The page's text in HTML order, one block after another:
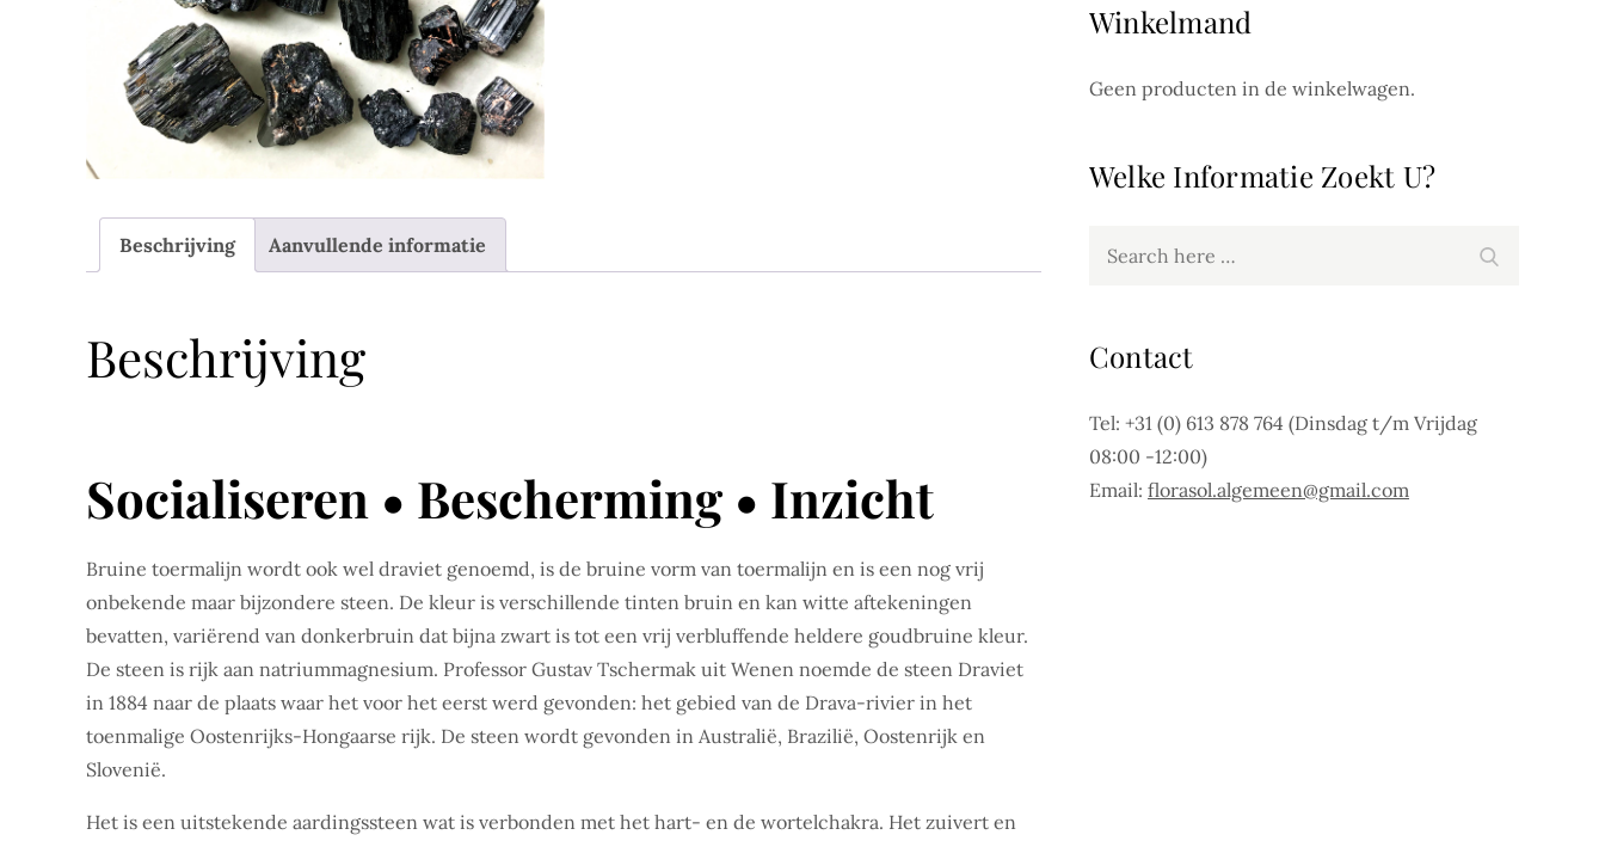
Beschrijving Aanvullende informatie
Beschrijving
Socialiseren • Bescherming • Inzicht
Bruine toermalijn wordt ook wel draviet genoemd, is de bruine vorm van toermalijn en is een nog vrij
onbekende maar bijzondere steen. De kleur is verschillende tinten bruin en kan witte aftekeningen
bevatten, variërend van donkerbruin dat bijna zwart is tot een vrij verbluffende heldere goudbruine kleur.
De steen is rijk aan natriummagnesium. Professor Gustav Tschermak uit Wenen noemde de steen Draviet
in 1884 naar de plaats waar het voor het eerst werd gevonden: het gebied van de Drava-rivier in het
toenmalige Oostenrijks-Hongaarse rijk. De steen wordt gevonden in Australië, Brazilië, Oostenrijk en
Slovenië.
Het is een uitstekende aardingssteen wat is verbonden met het hart- en de wortelchakra. Het zuivert en
Winkelmand
Geen producten in de winkelwagen.
Welke Informatie Zoekt U?
Contact
Tel: +31 (0) 613 878 764 (Dinsdag t/m Vrijdag
08:00 -12:00)
Email: florasol.algemeen@gmail.com